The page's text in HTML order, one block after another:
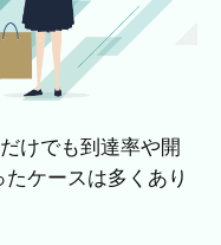
けでも到達率や開
ケースは多くあり